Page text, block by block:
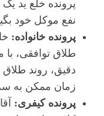
پرونده خلع ید
نفع موکل خود
پرونده خانواده:
طلاق توافقی، با
دقیق، روند
زمان ممکن به
پرونده کیفری: